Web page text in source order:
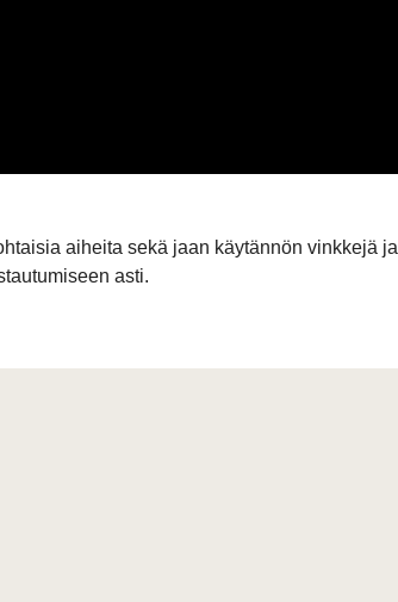
aiheita sekä jaan käytännön vinkkejä ja
asti.